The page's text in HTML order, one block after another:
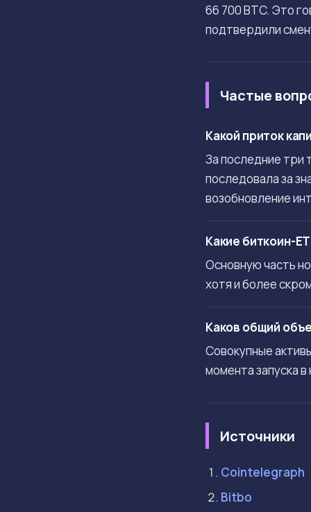
66 700 BTC. Это
подтвердили
Частые
Какой приток
За последние три
последовала за
возобновление
Какие биткоин-
Основную часть
хотя и более
Каков общий
Совокупные
момента запуска
Источники
Cointelegraph
Bitbo